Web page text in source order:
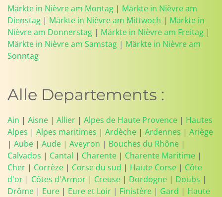
Märkte in Nièvre am Montag | Märkte in Nièvre am
Dienstag | Märkte in Nièvre am Mittwoch | Märkte in
Nièvre am Donnerstag | Märkte in Nièvre am Freitag |
Märkte in Nièvre am Samstag | Märkte in Nièvre am
Sonntag
Alle Departements :
Ain | Aisne | Allier | Alpes de Haute Provence | Hautes
Alpes | Alpes maritimes | Ardèche | Ardennes | Ariège
| Aube | Aude | Aveyron | Bouches du Rhône |
Calvados | Cantal | Charente | Charente Maritime |
Cher | Corrèze | Corse du sud | Haute Corse | Côte
d'or | Côtes d'Armor | Creuse | Dordogne | Doubs |
Drôme | Eure | Eure et Loir | Finistère | Gard | Haute